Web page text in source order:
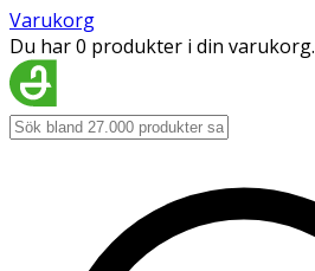
Varukorg
Du har 0 produkter i din varukorg.